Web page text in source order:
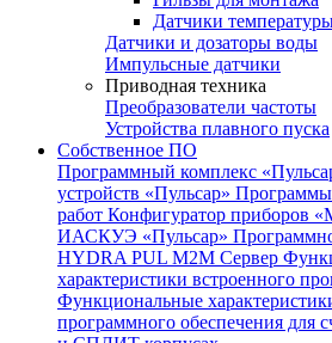
Датчики
Датчики и дозаторы воды
Импульсные датчики
Приводная техника
Преобразователи частоты
Устройства плавного пуска
Собственное ПО
Программный комплекс
устройств «Пульсар» Программы
работ Конфигуратор приборов
ИАСКУЭ «Пульсар»
HYDRA PUL M2M Сервер
характеристики встроенного
Функциональные
программного обеспечения для